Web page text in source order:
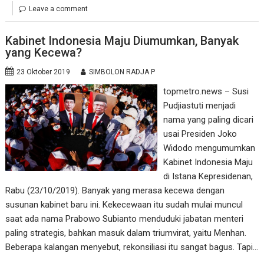
Leave a comment
Kabinet Indonesia Maju Diumumkan, Banyak
yang Kecewa?
23 Oktober 2019 SIMBOLON RADJA P
topmetro.news – Susi
Pudjiastuti menjadi
nama yang paling dicari
usai Presiden Joko
Widodo mengumumkan
Kabinet Indonesia Maju
di Istana Kepresidenan,
Rabu (23/10/2019). Banyak yang merasa kecewa dengan
susunan kabinet baru ini. Kekecewaan itu sudah mulai muncul
saat ada nama Prabowo Subianto menduduki jabatan menteri
paling strategis, bahkan masuk dalam triumvirat, yaitu Menhan.
Beberapa kalangan menyebut, rekonsiliasi itu sangat bagus. Tapi…